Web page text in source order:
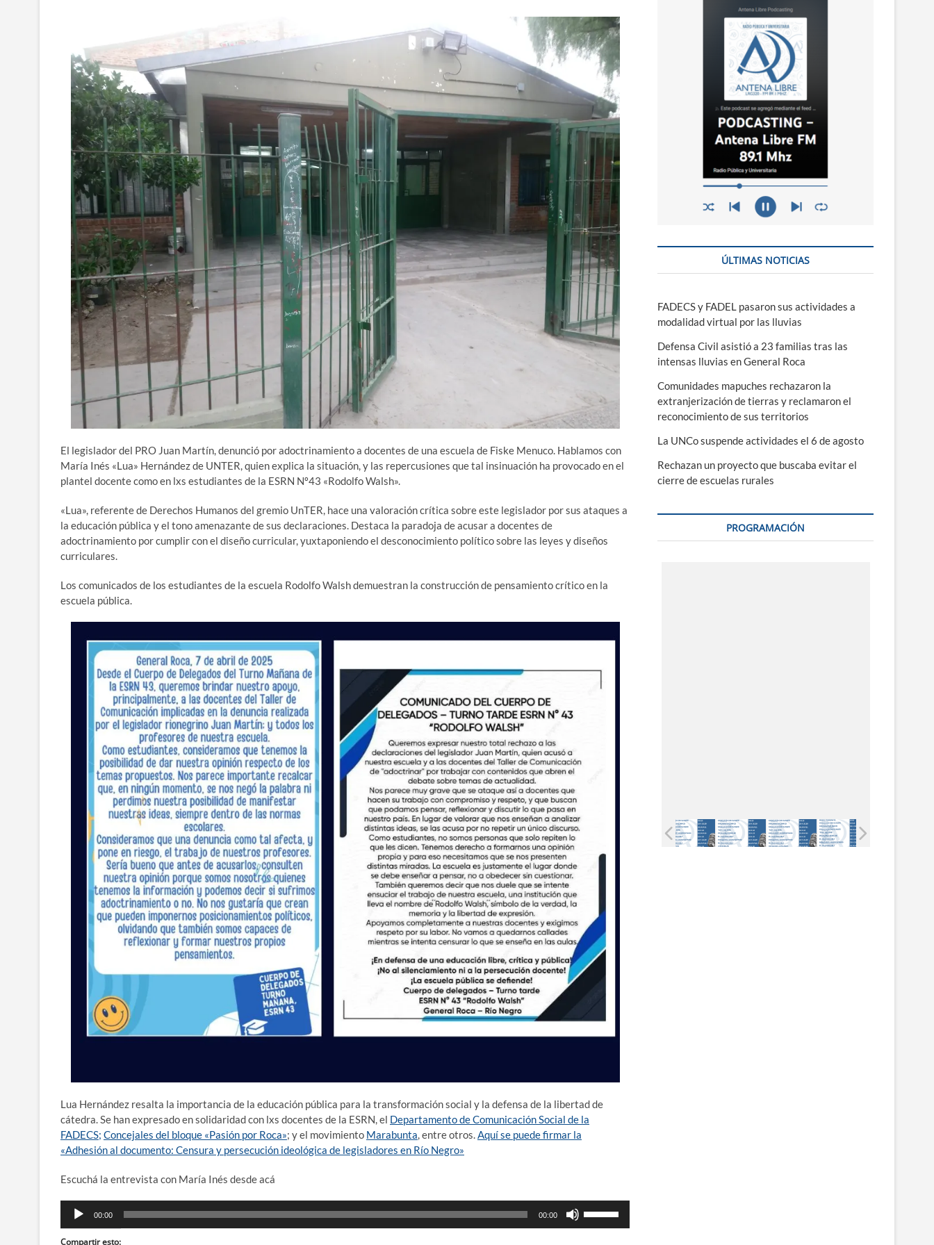
El legislador del PRO Juan Martín, denunció por adoctrinamiento a docentes de una escuela de Fiske Menuco. Hablamos con
María Inés «Lua» Hernández de UNTER, quien explica la situación, y las repercusiones que tal insinuación ha provocado en el
plantel docente como en lxs estudiantes de la ESRN Nº43 «Rodolfo Walsh».
«Lua», referente de Derechos Humanos del gremio UnTER, hace una valoración crítica sobre este legislador por sus ataques a
la educación pública y el tono amenazante de sus declaraciones. Destaca la paradoja de acusar a docentes de
adoctrinamiento por cumplir con el diseño curricular, yuxtaponiendo el desconocimiento político sobre las leyes y diseños
curriculares.
Los comunicados de los estudiantes de la escuela Rodolfo Walsh demuestran la construcción de pensamiento crítico en la
escuela pública.
Lua Hernández resalta la importancia de la educación pública para la transformación social y la defensa de la libertad de
cátedra. Se han expresado en solidaridad con lxs docentes de la ESRN, el Departamento de Comunicación Social de la
FADECS; Concejales del bloque «Pasión por Roca»; y el movimiento Marabunta , entre otros. Aquí se puede firmar la
«Adhesión al documento: Censura y persecución ideológica de legisladores en Río Negro»
Escuchá la entrevista con María Inés desde acá
Reproductor
audio
00:00 00:00
Compartir esto:
ÚLTIMAS NOTICIAS
FADECS y FADEL pasaron sus actividades a
modalidad virtual por las lluvias
Defensa Civil asistió a 23 familias tras las
intensas lluvias en General Roca
Comunidades mapuches rechazaron la
extranjerización de tierras y reclamaron el
reconocimiento de sus territorios
La UNCo suspende actividades el 6 de agosto
Rechazan un proyecto que buscaba evitar el
cierre de escuelas rurales
PROGRAMACIÓN